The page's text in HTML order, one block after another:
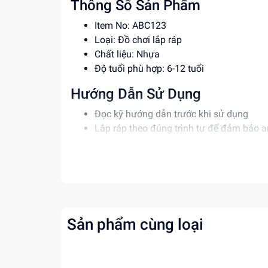
Thông Số Sản Phẩm
Item No: ABC123
Loại: Đồ chơi lắp ráp
Chất liệu: Nhựa
Độ tuổi phù hợp: 6-12 tuổi
Hướng Dẫn Sử Dụng
Đọc kỹ hướng dẫn trước khi sử dụng
Lắp ráp theo đúng trình tự để đảm bảo
Tăng cường khả năng tập trung, kiên nhẫn
Sản phẩm cùng loại